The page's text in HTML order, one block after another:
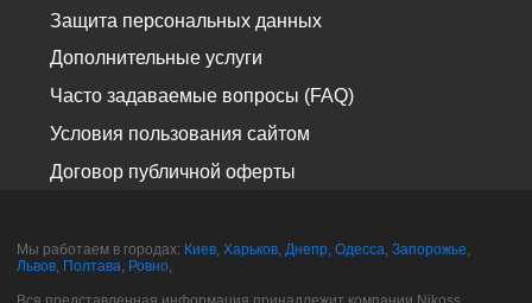
Защита персональных данных
Дополнительные услуги
Часто задаваемые вопросы (FAQ)
Условия пользования сайтом
Договор публичной оферты
Мы работаем в городах: Киев,Харьков,Днепр,Одесса,Запорожье,
Львов, Полтава, Ровно,